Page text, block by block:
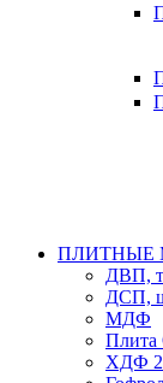
ПЛИТНЫЕ
ДВП,
ДСП,
МДФ
Плита
ХДФ